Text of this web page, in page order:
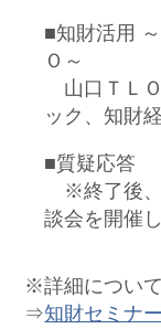
■知財活用
Ｏ～
山口ＴＬ
ック、知財
■質疑応答
※終了後、
談会を開催し
※詳細につい
⇒知財セミナ